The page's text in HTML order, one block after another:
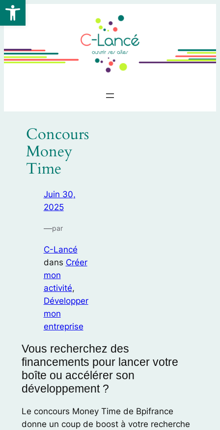
Ouvrir la barre d’outils
Aller
au
Concours
Money
Time
Juin 30,
2025
—par
C-Lancé
dans Créer
mon
activité
Développer
mon
entreprise
Vous recherchez des
financements pour lancer votre
boîte ou accélérer son
développement ?
Le concours Money Time de Bpifrance
donne un coup de boost à votre recherche